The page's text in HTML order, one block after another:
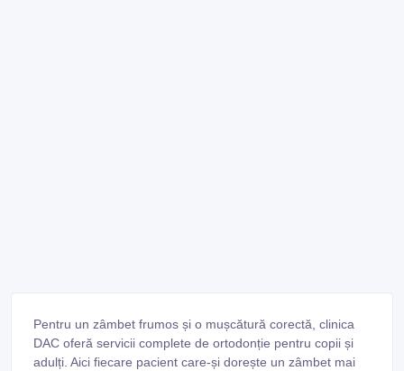
Pentru un zâmbet frumos și o mușcătură corectă, clinica
DAC oferă servicii complete de ortodonție pentru copii și
adulți. Aici fiecare pacient care-și dorește un zâmbet mai